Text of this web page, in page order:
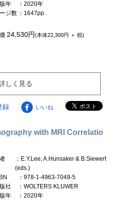
年
：2020年
ジ数 ：1647pp.
24,530円(本体22,300円 ＋ 税)
しく見る
録 いいね
with MRI Correlatio
：E.Y.Lee, A.Hunsaker & B.Siewert
(eds.)
：978-1-4963-7049-5
社
：WOLTERS KLUWER
年
：2020年